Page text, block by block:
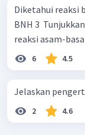
Diketahui reaksi berikut, BCl 3 ​ ( a q ) +
BNH 3 ​ Tunjukkanlah bahwareaksi tersebut merupakan
reaksi asam-
6 4.5
Jelaskan
2 4.6